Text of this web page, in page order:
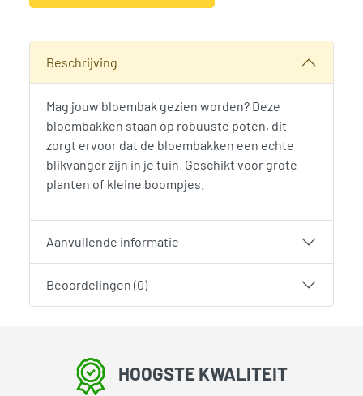
Beschrijving
Mag jouw bloembak gezien worden? Deze
bloembakken staan op robuuste poten, dit
zorgt ervoor dat de bloembakken een echte
blikvanger zijn in je tuin. Geschikt voor grote
planten of kleine boompjes.
Aanvullende informatie
Beoordelingen (0)
HOOGSTE KWALITEIT